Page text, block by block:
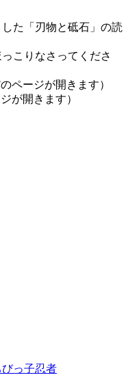
た「刃物と砥石」の読
こりなさってくださ
のページが開きます）
が開きます）
っ子忍者